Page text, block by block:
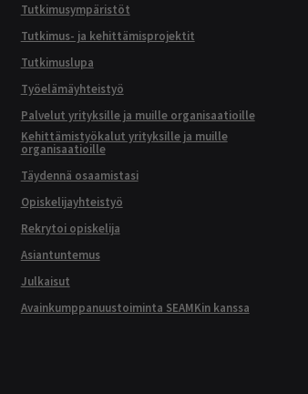
Tutkimusympäristöt
Tutkimus- ja kehittämisprojektit
Tutkimuslupa
Työelämäyhteistyö
Palvelut yrityksille ja muille organisaatioille
Kehittämistyökalut yrityksille ja muille
organisaatioille
Täydennä osaamistasi
Opiskelijayhteistyö
Rekrytoi opiskelija
Asiantuntemus
Julkaisut
Avainkumppanuustoiminta SEAMKin kanssa